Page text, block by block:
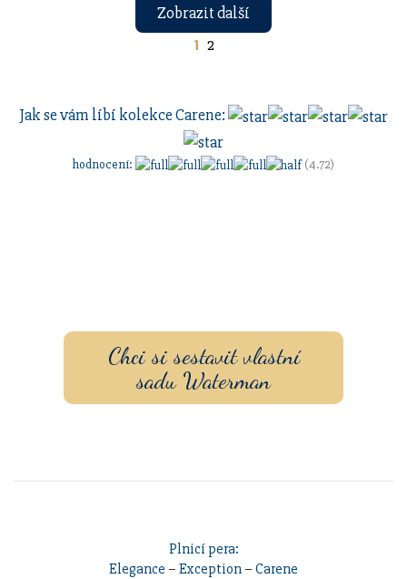
Zobrazit další
1 2
Jak se vám líbí kolekceCarene:
hodnocení: (4.72)
Chci si sestavit vlastní
sadu Waterman
Plnicí pera:
Elegance – Exception – Carene